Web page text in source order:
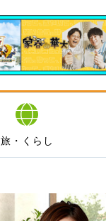
旅・くらし